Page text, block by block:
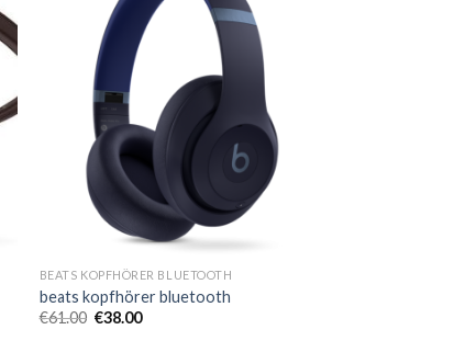
BEATS KOPFHÖRER BLUETOOTH
beats kopfhörer bluetooth
€61.00 €38.00